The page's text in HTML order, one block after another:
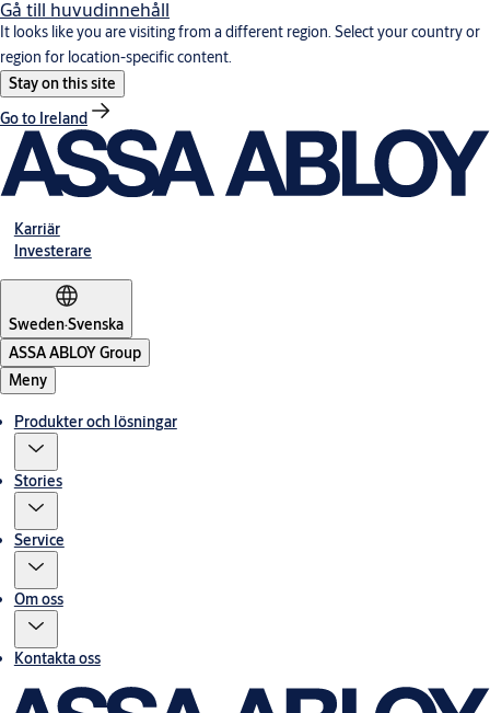
Gå till huvudinnehåll
It looks like you are visiting from a different region. Select your country or
region for location-specific content.
Stay on this site
Go to Ireland
Karriär
Investerare
Sweden·Svenska
ASSA ABLOY Group
Meny
Produkter och lösningar
Stories
Service
Om oss
Kontakta oss